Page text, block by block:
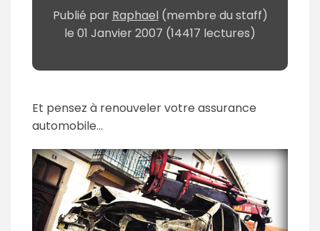
Publié par Raphael (membre du staff)
le 01 Janvier 2007 (14417 lectures)
Et pensez à renouveler votre assurance
automobile...